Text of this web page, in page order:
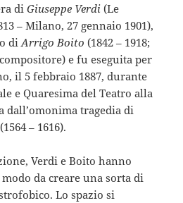
diGiuseppe Verdi (Le
– Milano, 27 gennaio 1901),
diArrigo Boito (1842 – 1918;
e fu eseguita per
il 5 febbraio 1887, durante
e Quaresima del Teatro alla
dall’omonima tragedia di
(1564 – 1616).
Verdi e Boito hanno
da creare una sorta di
Lo spazio si